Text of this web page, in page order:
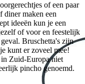
of een paar
diner maken een
ideeën kun je een
of voor en feestelijk
Bruschetta's zijn
kunt er zoveel mee!
Zuid-Europa niet
pincho genoemd.